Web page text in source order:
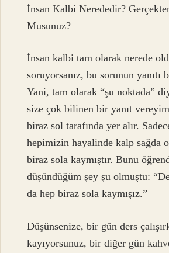
İnsan Kalbi Nerededir?
Musunuz?
İnsan kalbi tam olarak nerede
soruyorsanız, bu sorunun yanıtı
Yani, tam olarak “şu noktada”
size çok bilinen bir yanıt
biraz sol tarafında yer alır.
hepimizin hayalinde kalp sağda
biraz sola kaymıştır. Bunu
düşündüğüm şey şu olmuştu:
da hep biraz sola kaymışız.”
Düşünsenize, bir gün ders
kayıyorsunuz, bir diğer gün